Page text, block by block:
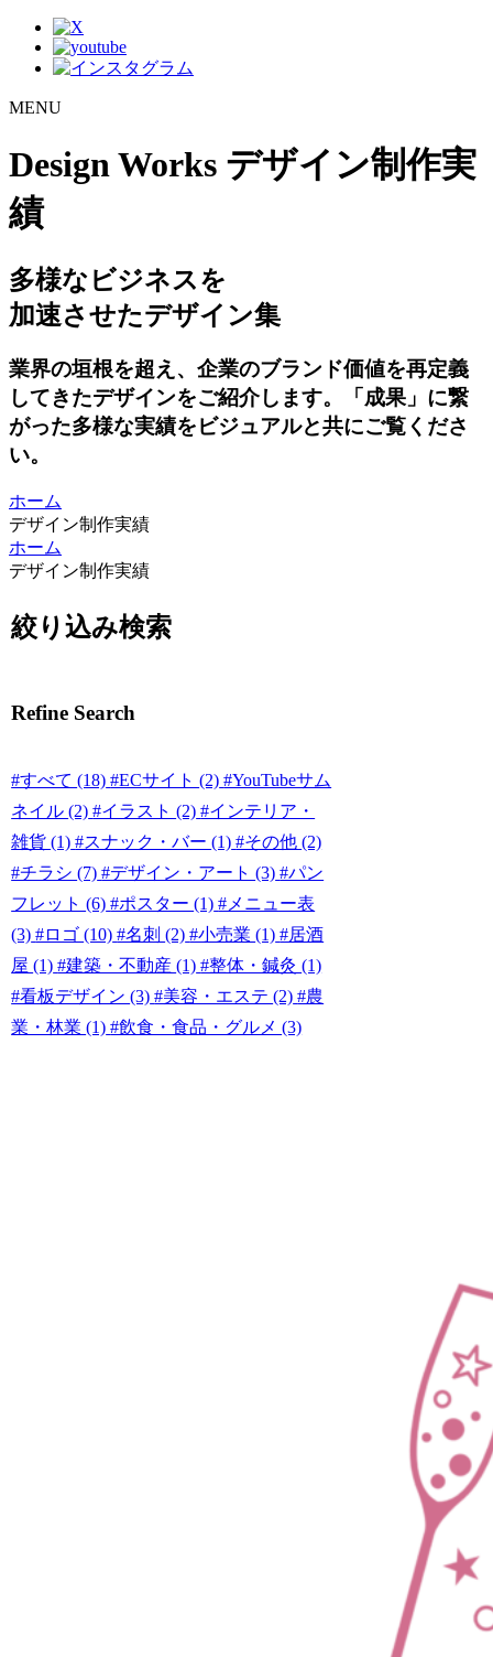
MENU
Design Works デザイン制作実
績
多様なビジネスを
加速させたデザイン集
業界の垣根を超え、企業のブランド価値を再定義
してきたデザインをご紹介します。「成果」に繋
がった多様な実績をビジュアルと共にご覧くださ
い。
ホーム
デザイン制作実績
ホーム
デザイン制作実績
絞り込み検索
Refine Search
#すべて(18) #ECサイト(2) #YouTubeサム
ネイル(2) #イラスト(2) #インテリア・
雑貨(1) #スナック・バー(1) #その他(2)
#チラシ(7) #デザイン・アート(3) #パン
フレット(6) #ポスター(1) #メニュー表
(3) #ロゴ(10) #名刺(2) #小売業(1) #居酒
屋(1) #建築・不動産(1) #整体・鍼灸(1)
#看板デザイン(3) #美容・エステ(2) #農
業・林業(1) #飲食・食品・グルメ(3)